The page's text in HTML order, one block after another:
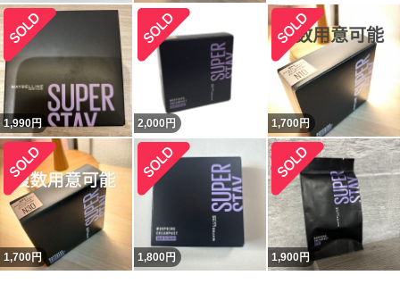
1,990円 2,000 円 1,700円
1,700円 1,800円 1,900円